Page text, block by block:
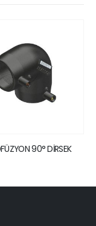
DİRSEK